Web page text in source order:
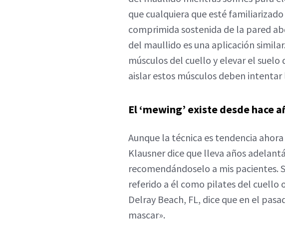
que cualquiera que esté
comprimida sostenida de la pared
del maullido es una aplicación
músculos del cuello y elevar el suelo
aislar estos músculos deben
El ‘mewing’ existe desde hace
Aunque la técnica es tendencia
Klausner dice que lleva años
recomendándoselo a mis
referido a él como pilates del cuello
Delray Beach, FL, dice que en el
mascar».